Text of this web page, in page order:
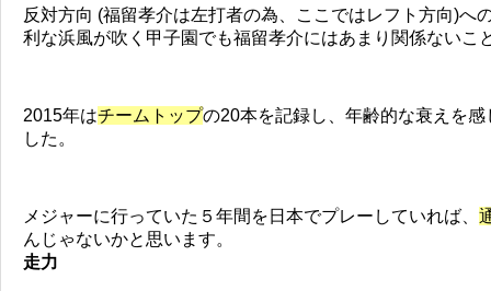
反対方向 (福留孝介は左打者の為、ここではレフト方向)へ
利な浜風が吹く甲子園でも福留孝介にはあまり関係ないこ
2015年はチームトップの20本を記録し、年齢的な衰えを
した。
メジャーに行っていた５年間を日本でプレーしていれば、
んじゃないかと思います。
走力